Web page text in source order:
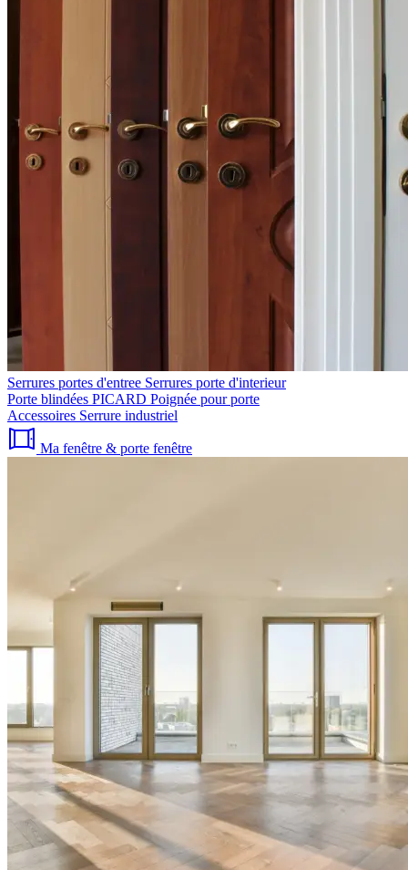
Serrures portes d'entree Serrures porte d'interieur
Porte blindées PICARD Poignée pour porte
Accessoires Serrure industriel
Ma fenêtre & porte fenêtre